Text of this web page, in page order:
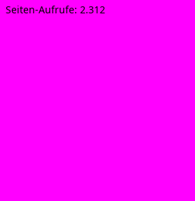
Sei­ten-Auf­ru­fe: 2.312